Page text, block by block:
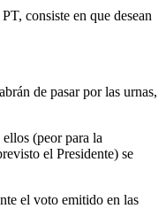
consiste en que desean
de pasar por las urnas,
(peor para la
el Presidente) se
el voto emitido en las